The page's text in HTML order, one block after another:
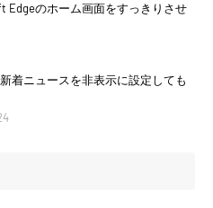
Edgeのホーム画面をすっきりさせ
着ニュースを非表示に設定しても